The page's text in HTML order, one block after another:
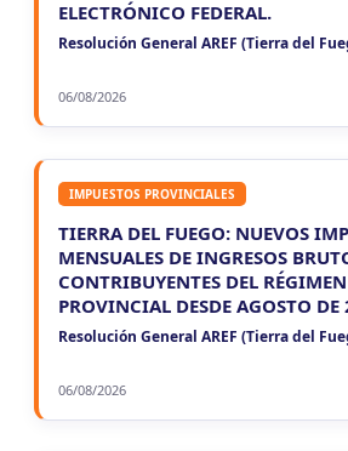
LUN
10 NACIONAL
Casas Particulares F102/RT
10
CUIT 0-1-2-…
ELECTRÓNICO FEDERAL.
Resolución General AREF (Tierra del
06/08/2026
IMPUESTOS PROVINCIALES
TIERRA DEL FUEGO: NUEVOS
MENSUALES DE INGRESOS
CONTRIBUYENTES DEL
PROVINCIAL DESDE AGOSTO DE
Resolución General AREF (Tierra del
06/08/2026